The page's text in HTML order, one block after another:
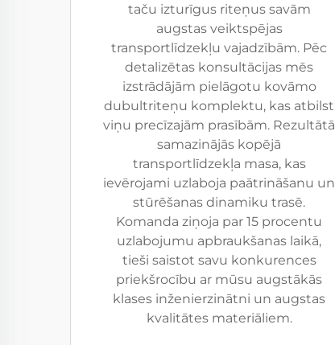
taču izturīgus riteņus savām
augstas veiktspējas
transportlīdzekļu vajadzībām. Pēc
detalizētas konsultācijas mēs
izstrādājām pielāgotu kovāmo
dubultriteņu komplektu, kas atbilst
viņu precīzajām prasībām. Rezultātā
samazinājās kopējā
transportlīdzekļa masa, kas
ievērojami uzlaboja paātrināšanu un
stūrēšanas dinamiku trasē.
Komanda ziņoja par 15 procentu
uzlabojumu apbraukšanas laikā,
tieši saistot savu konkurences
priekšrocību ar mūsu augstākās
klases inženierzinātni un augstas
kvalitātes materiāliem.